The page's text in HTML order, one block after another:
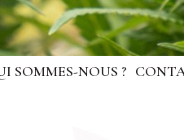
SOMMES-NOUS ?